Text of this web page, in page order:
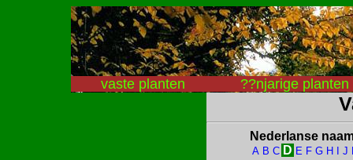
vaste planten ??njarige planten
Nederlanse
A B C D E F G H J